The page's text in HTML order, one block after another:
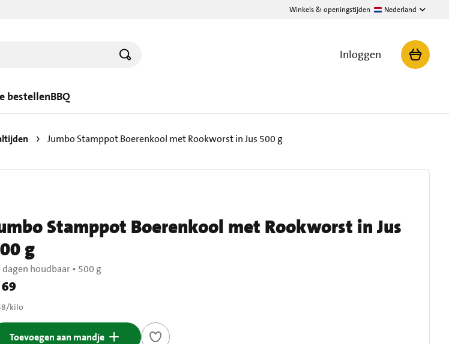
Winkels & openingstijden Nederland
Inloggen
bestellenBBQ
Jumbo Stamppot Boerenkool met Rookworst in Jus 500 g
Stamppot Boerenkool met Rookworst in Jus
g
dagen houdbaar• 500 g
€ 4,69
69
per kilo
/kilo
Toevoegen aan mandje